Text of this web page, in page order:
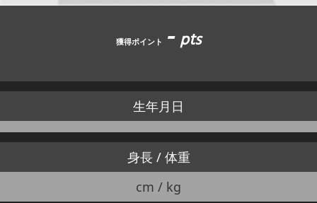
獲得ポイント -pts
生年月日
身長 / 体重
cm / kg